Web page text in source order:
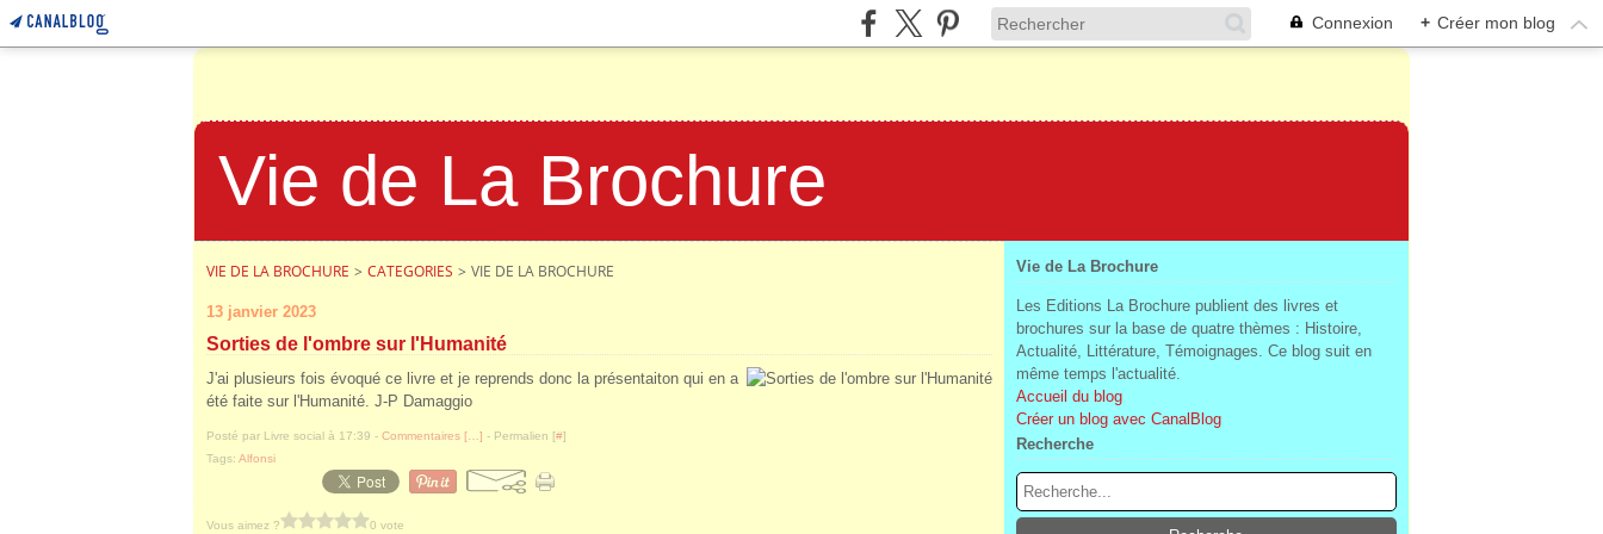
Connexion + Créer mon blog
Vie de La Brochure
VIE DE LA BROCHURE > CATEGORIES > VIE DE LA BROCHURE
13 janvier 2023
Sorties de l'ombre sur l'Humanité
J'ai plusieurs fois évoqué ce livre et je reprends donc la présentaiton qui en a
été faite sur l'Humanité. J-P Damaggio
Posté par Livre social à 17:39 - Commentaires [ ] - Permalien [#]
Tags: Alfonsi
Vous aimez ? 0 vote
Vie de La Brochure
Les Editions La Brochure publient des livres et
brochures sur la base de quatre thèmes : Histoire,
Actualité, Littérature, Témoignages. Ce blog suit en
même temps l'actualité.
Accueil du blog
Créer un blog avec CanalBlog
Recherche